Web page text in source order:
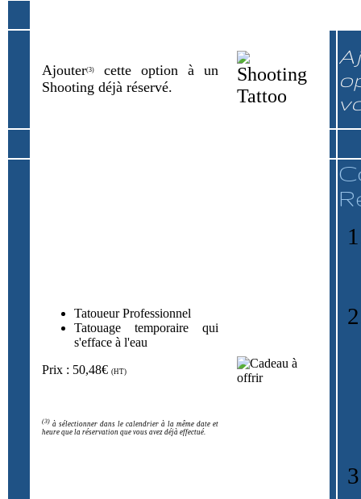
Ajouter(3)
cette option à un
Shooting déjà réservé.
Tatoueur Professionnel
Tatouage temporaire qui
s'efface à l'eau
Prix : 50,48€ (HT)
(3) à sélectionner dans le calendrier à la même date et
heure que la réservation que vous avez déjà effectué.